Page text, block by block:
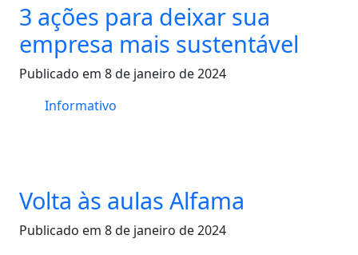
3 ações para deixar sua
empresa mais sustentável
Publicado em 8 de janeiro de 2024
Informativo
Volta às aulas Alfama
Publicado em 8 de janeiro de 2024